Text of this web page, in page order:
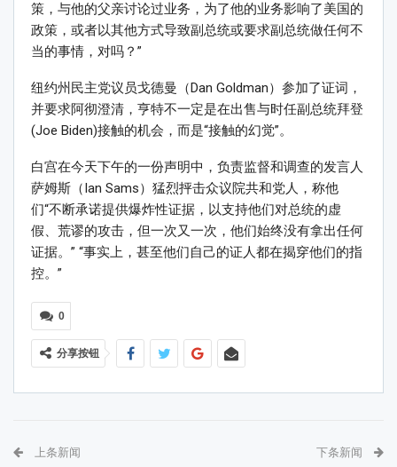
策，与他的父亲讨论过业务，为了他的业务影响了美国的
政策，或者以其他方式导致副总统或要求副总统做任何不
当的事情，对吗？”
纽约州民主党议员戈德曼（Dan Goldman）参加了证词，
并要求阿彻澄清，亨特不一定是在出售与时任副总统拜登
(Joe Biden)接触的机会，而是“接触的幻觉”。
白宫在今天下午的一份声明中，负责监督和调查的发言人
萨姆斯（Ian Sams）猛烈抨击众议院共和党人，称他
们“不断承诺提供爆炸性证据，以支持他们对总统的虚
假、荒谬的攻击，但一次又一次，他们始终没有拿出任何
证据。” “事实上，甚至他们自己的证人都在揭穿他们的指
控。”
0
分享按钮
上条新闻 下条新闻